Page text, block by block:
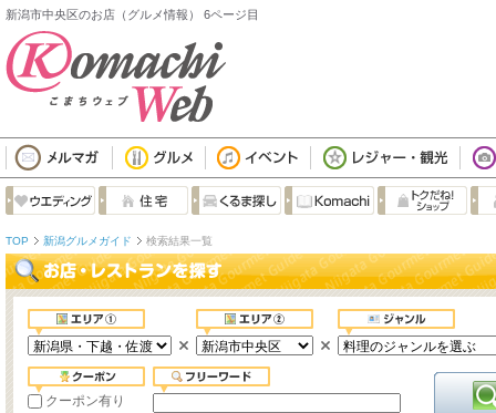
新潟市中央区のお店（グルメ情報） 6ページ目
TOP 新潟グルメガイド 検索結果一覧
クーポン有り